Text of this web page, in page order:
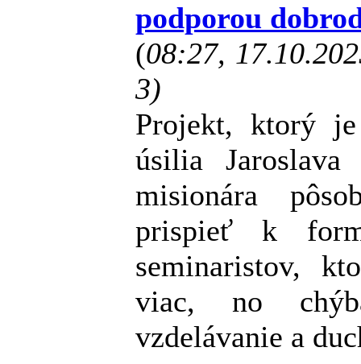
podporou
(08:27,
3)
Projekt, ktorý je
úsilia Jaroslava
misionára
prispieť k
seminaristov,
viac, no
vzdelávanie a